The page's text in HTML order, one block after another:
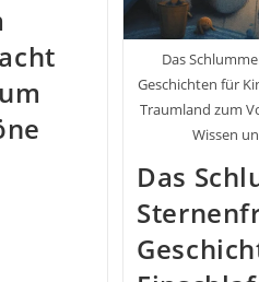
Das
Geschichten für
Traumland zum
Wissen
Das